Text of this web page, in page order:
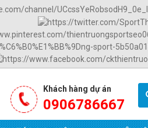
Khách hàng dự án
0906786667